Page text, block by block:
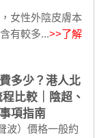
女性外陰皮膚本
有較多...>>了解
多少？港人北
程比較｜陰超、
項指南
波）價格一般約